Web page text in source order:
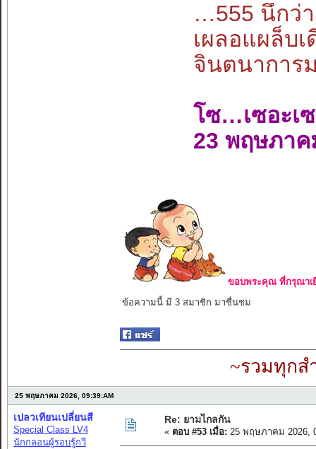
…555 นึกว่
เผลอแผล็บเ
จินตนาการ
โซ…เซอะเ
23 พฤษภาค
ขอบพระคุณ ที่กรุณาเ
ข้อความนี้ มี 3 สมาชิก มาชื่นชม
~รวมทุกส
25 พฤษภาคม 2026, 09:39:AM
เปลวเทียนเปลี่ยนสี
Special Class LV4
นักกลอนผู้รอบรู้กวี
Re: ยามไกลกัน
« ตอบ #53 เมื่อ: 25 พฤษภาคม 2026,